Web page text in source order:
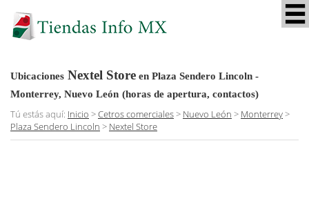
Ubicaciones Nextel Store en Plaza Sendero Lincoln -
Monterrey, Nuevo León (horas de apertura, contactos)
Tú estás aquí: Inicio >Cetros comerciales> Nuevo León > Monterrey>
Plaza Sendero Lincoln > Nextel Store